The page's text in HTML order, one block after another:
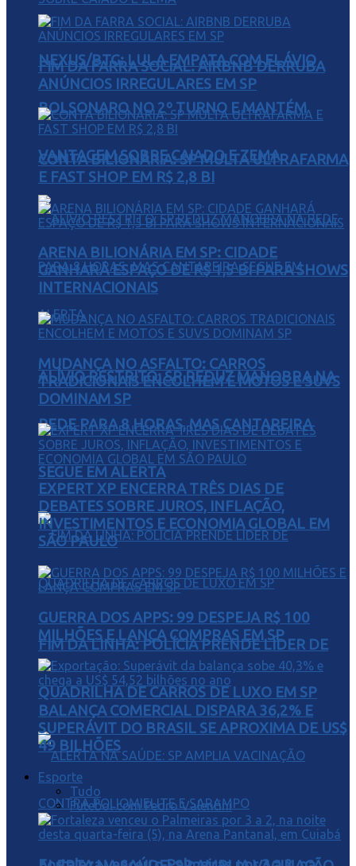
NEXUS/BTG: LULA EMPATA COM FLÁVIO
BOLSONARO NO 2º TURNO E MANTÉM
VANTAGEM SOBRE CAIADO E ZEMA
ALÍVIO RESTRITO: SP REDUZ MANOBRA NA
REDE PARA 8 HORAS, MAS CANTAREIRA
SEGUE EM ALERTA
FIM DA LINHA: POLÍCIA PRENDE LÍDER DE
QUADRILHA DE CARROS DE LUXO EM SP
FIM DA FARRA SOCIAL: AIRBNB DERRUBA
ANÚNCIOS IRREGULARES EM SP
CONTA BILIONÁRIA: SP MULTA ULTRAFARMA
E FAST SHOP EM R$ 2,8 BI
ARENA BILIONÁRIA EM SP: CIDADE
GANHARÁ ESPAÇO DE R$ 1,5 BI PARA SHOWS
INTERNACIONAIS
MUDANÇA NO ASFALTO: CARROS
TRADICIONAIS ENCOLHEM E MOTOS E SUVS
DOMINAM SP
EXPERT XP ENCERRA TRÊS DIAS DE
DEBATES SOBRE JUROS, INFLAÇÃO,
INVESTIMENTOS E ECONOMIA GLOBAL EM
SÃO PAULO
GUERRA DOS APPS: 99 DESPEJA R$ 100
MILHÕES E LANÇA COMPRAS EM SP
BALANÇA COMERCIAL DISPARA 36,2% E
SUPERÁVIT DO BRASIL SE APROXIMA DE US$
49 BILHÕES
Esporte
Tudo
Futebol com Pedro Valentini